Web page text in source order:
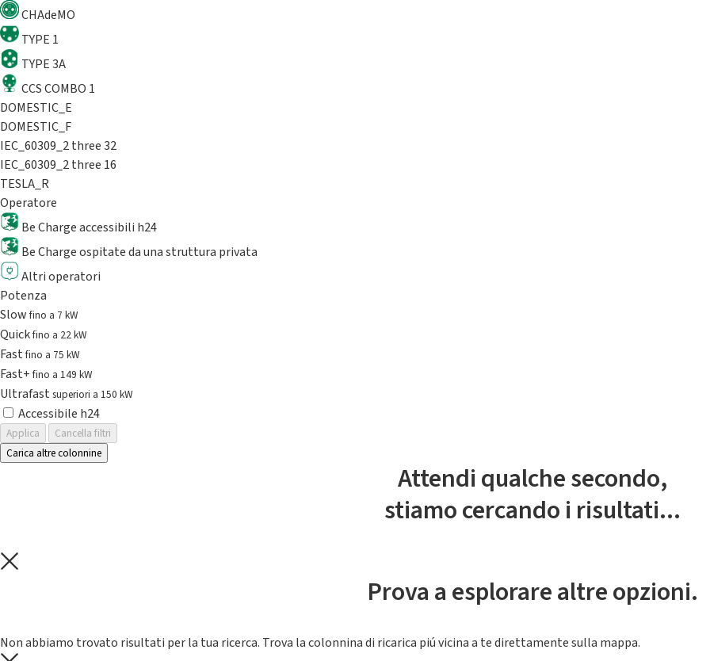
CHAdeMO
TYPE 1
TYPE 3A
CCS COMBO 1
DOMESTIC_E
DOMESTIC_F
IEC_60309_2 three 32
IEC_60309_2 three 16
TESLA_R
Operatore
Be Charge accessibili h24
Be Charge ospitate da una struttura privata
Altri operatori
Potenza
Slowfino a 7 kW
Quickfino a 22 kW
Fastfino a 75 kW
Fast+fino a 149 kW
Ultrafast superiori a 150 kW
Accessibile h24
Applica
Cancella filtri
Carica altre colonnine
Attendi qualche secondo,
stiamo cercando i risultati...
Prova a esplorare altre opzioni.
Non abbiamo trovato risultati per la tua ricerca. Trova la colonnina di ricarica piú vicina a te direttamente sulla mappa.